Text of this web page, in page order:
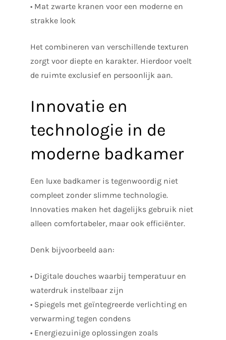
• Mat zwarte kranen voor een moderne en
strakke look
Het combineren van verschillende texturen
zorgt voor diepte en karakter. Hierdoor voelt
de ruimte exclusief en persoonlijk aan.
Innovatie en
technologie in de
moderne badkamer
Een luxe badkamer is tegenwoordig niet
compleet zonder slimme technologie.
Innovaties maken het dagelijks gebruik niet
alleen comfortabeler, maar ook efficiënter.
Denk bijvoorbeeld aan:
• Digitale douches waarbij temperatuur en
waterdruk instelbaar zijn
• Spiegels met geïntegreerde verlichting en
verwarming tegen condens
• Energiezuinige oplossingen zoals